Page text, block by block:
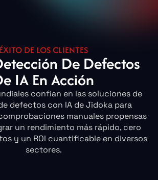
ÉXITO DE LOS CLIENTES
De Defectos
IA En Acción
confían en las soluciones de
defectos con IA de Jidoka para
manuales propensas
un rendimiento más rápido, cero
y un ROI cuantificable en diversos
sectores.